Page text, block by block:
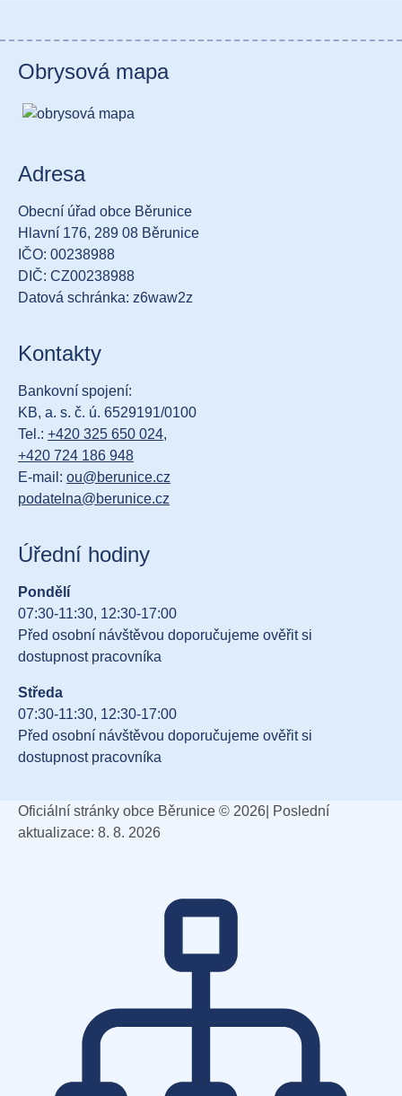
Obrysová mapa
Adresa
Obecní úřad obce Běrunice
Hlavní 176, 289 08 Běrunice
IČO: 00238988
DIČ: CZ00238988
Datová schránka: z6waw2z
Kontakty
Bankovní spojení:
KB, a. s. č. ú. 6529191/0100
Tel.: +420 325 650 024,
+420 724 186 948
E-mail: ou@berunice.cz
podatelna@berunice.cz
Úřední hodiny
Pondělí
07:30-11:30, 12:30-17:00
Před osobní návštěvou doporučujeme ověřit si
dostupnost pracovníka
Středa
07:30-11:30, 12:30-17:00
Před osobní návštěvou doporučujeme ověřit si
dostupnost pracovníka
Oficiální stránky obce Běrunice © 2026 Poslední
aktualizace: 8. 8. 2026